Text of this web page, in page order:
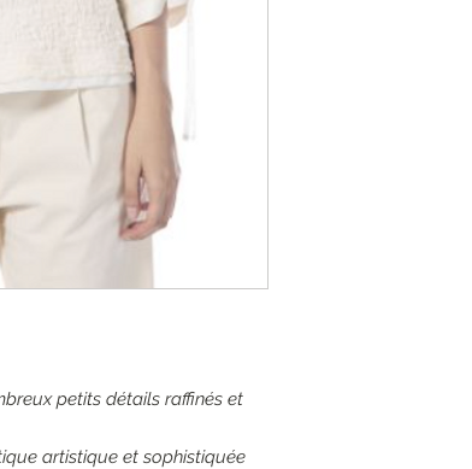
petits détails raffinés et
artistique et sophistiquée